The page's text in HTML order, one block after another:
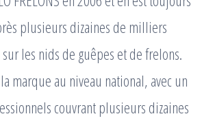
plusieurs dizaines de milliers
les nids de guêpes et de frelons.
marque au niveau national, avec un
couvrant plusieurs dizaines